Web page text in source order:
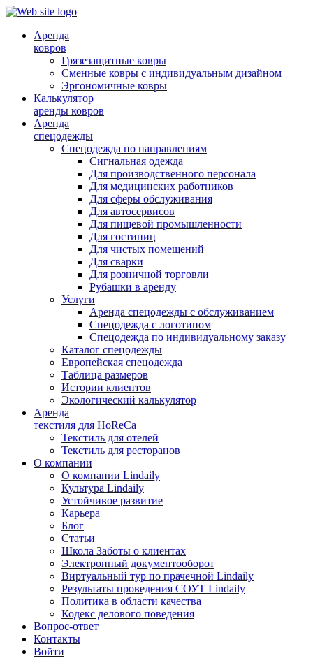
Аренда
ковров
Грязезащитные ковры
Сменные ковры с индивидуальным дизайном
Эргономичные ковры
Калькулятор
аренды ковров
Аренда
спецодежды
Спецодежда по направлениям
Сигнальная одежда
Для производственного персонала
Для медицинских работников
Для сферы обслуживания
Для автосервисов
Для пищевой промышленности
Для гостиниц
Для чистых помещений
Для сварки
Для розничной торговли
Рубашки в аренду
Услуги
Аренда спецодежды с обслуживанием
Спецодежда с логотипом
Спецодежда по индивидуальному заказу
Каталог спецодежды
Европейская спецодежда
Таблица размеров
Истории клиентов
Экологический калькулятор
Аренда
текстиля для HoReCa
Текстиль для отелей
Текстиль для ресторанов
О компании
О компании Lindaily
Культура Lindaily
Устойчивое развитие
Карьера
Блог
Статьи
Школа Заботы о клиентах
Электронный документооборот
Виртуальный тур по прачечной Lindaily
Результаты проведения СОУТ Lindaily
Политика в области качества
Кодекс делового поведения
Вопрос-ответ
Контакты
Войти